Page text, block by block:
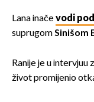
Lana inačevodi
suprugomSinišom
Ranije je u
život promijenio